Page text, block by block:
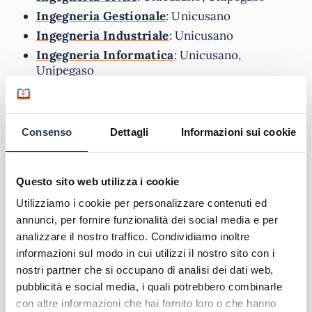
Consenso Dettagli Informazioni sui cookie
Questo sito web utilizza i cookie
Utilizziamo i cookie per personalizzare contenuti ed
annunci, per fornire funzionalità dei social media e per
analizzare il nostro traffico. Condividiamo inoltre
informazioni sul modo in cui utilizzi il nostro sito con i
nostri partner che si occupano di analisi dei dati web,
pubblicità e social media, i quali potrebbero combinarle
con altre informazioni che hai fornito loro o che hanno
Ingegneria Gestionale: Unicusano
Ingegneria Industriale: Unicusano
Ingegneria Informatica: Unicusano,
Unipegaso
Lettere: Unicusano, Unipegaso
Pedagogia
: Unicusano, Unipegaso
Psicologia: Unicusano
Scienze della Comunicazione
Scienze della Formazione: Unicusano,
Unipegaso
Scienze Motorie: Unicusano, Unipegaso
Scienze Politiche: Unicusano
Sociologia : Unicusano
LeUniversità Telematiche a Crotonee